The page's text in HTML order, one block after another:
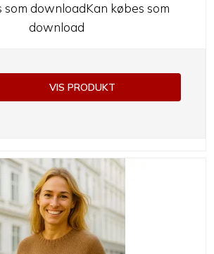
som downloadKan købes som
download
VIS PRODUKT